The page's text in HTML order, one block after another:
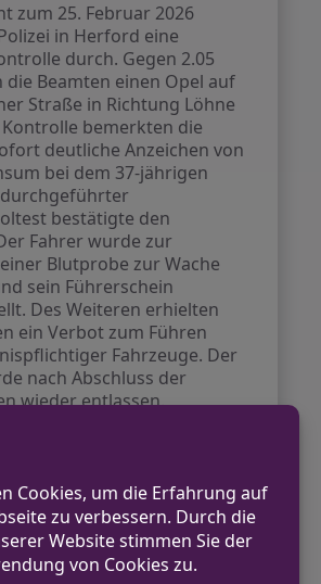
zum 25. Februar 2026
in Herford eine
durch. Gegen 2.05
Beamten einen Opel auf
Straße in Richtung Löhne
Kontrolle bemerkten die
deutliche Anzeichen von
bei dem 37-jährigen
durchgeführter
bestätigte den
Fahrer wurde zur
Blutprobe zur Wache
sein Führerschein
Des Weiteren erhielten
ein Verbot zum Führen
Fahrzeuge. Der
nach Abschluss der
wieder entlassen.
BEITRAG
E-Scooters in Löhne
NÄCHSTER BEITRAG
Duisburg: Finanzkontrolle
Schwarzarbeit 2025 in Zahlen